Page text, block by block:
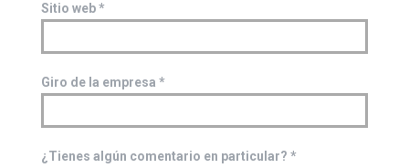
Sitio web*
Giro de la empresa *
¿Tienes algún comentario en particular? *